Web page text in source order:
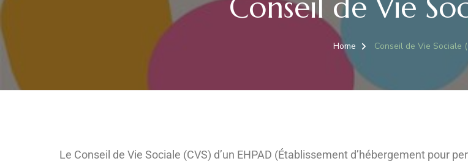
Conseil de Vie
Home Conseil de Vie Sociale
Le Conseil de Vie Sociale (CVS) d’un EHPAD (Établissement d’hébergement pour